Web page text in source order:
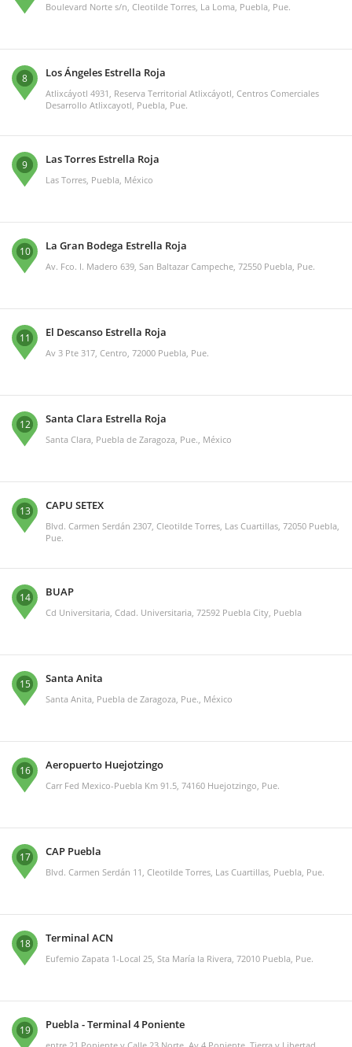
Boulevard Norte s/n, Cleotilde Torres, La Loma, Puebla, Pue.
8 Los Ángeles Estrella Roja
Atlixcáyotl 4931, Reserva Territorial Atlixcáyotl, Centros Comerciales
Desarrollo Atlixcayotl, Puebla, Pue.
9 Las Torres Estrella Roja
Las Torres, Puebla, México
10 La Gran Bodega Estrella Roja
Av. Fco. I. Madero 639, San Baltazar Campeche, 72550 Puebla, Pue.
11 El Descanso Estrella Roja
Av 3 Pte 317, Centro, 72000 Puebla, Pue.
12 Santa Clara Estrella Roja
Santa Clara, Puebla de Zaragoza, Pue., México
13 CAPU SETEX
Blvd. Carmen Serdán 2307, Cleotilde Torres, Las Cuartillas, 72050 Puebla,
Pue.
14 BUAP
Cd Universitaria, Cdad. Universitaria, 72592 Puebla City, Puebla
15 Santa Anita
Santa Anita, Puebla de Zaragoza, Pue., México
16 Aeropuerto Huejotzingo
Carr Fed Mexico-Puebla Km 91.5, 74160 Huejotzingo, Pue.
17 CAP Puebla
Blvd. Carmen Serdán 11, Cleotilde Torres, Las Cuartillas, Puebla, Pue.
18 Terminal ACN
Eufemio Zapata 1-Local 25, Sta María la Rivera, 72010 Puebla, Pue.
19 Puebla - Terminal 4 Poniente